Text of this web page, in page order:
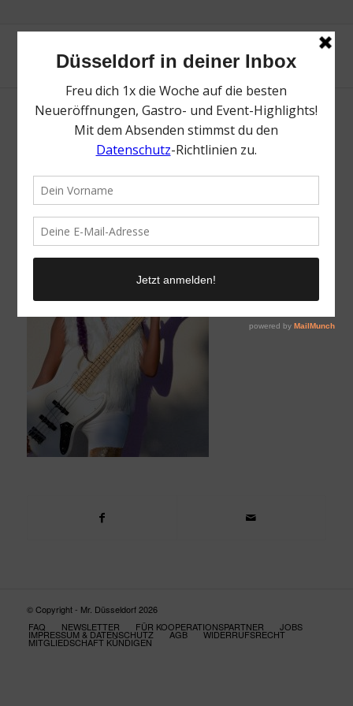
schauinsland-reisen Jazz Rally Düsseldorf |
© Copyright - Mr. Düsseldorf 2026
FAQ
NEWSLETTER FÜR KOOPERATIONSPARTNER JOBS
IMPRESSUM & DATENSCHUTZ AGB WIDERRUFSRECHT
MITGLIEDSCHAFT KÜNDIGEN